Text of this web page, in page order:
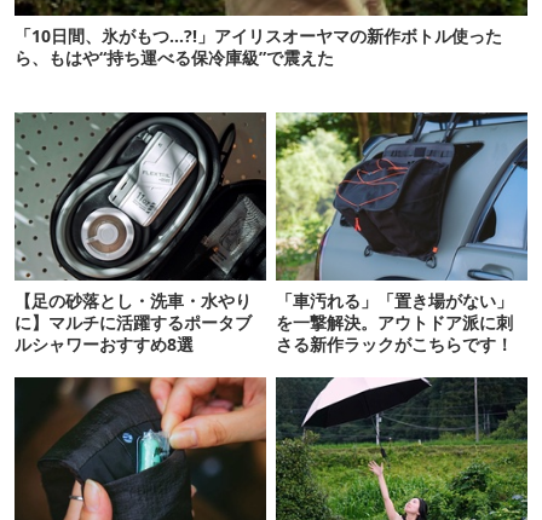
「10日間、氷がもつ…?!」アイリスオーヤマの新作ボトル使った
ら、もはや“持ち運べる保冷庫級”で震えた
【足の砂落とし・洗車・水やり
に】マルチに活躍するポータブ
ルシャワーおすすめ8選
「車汚れる」「置き場がない」
を一撃解決。アウトドア派に刺
さる新作ラックがこちらです！